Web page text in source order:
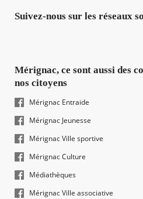
Suivez-nous sur les réseaux
Mérignac, ce sont aussi des
nos citoyens
Mérignac Entraide
Mérignac Jeunesse
Mérignac Ville sportive
Mérignac Culture
Médiathèques
Mérignac Ville associative